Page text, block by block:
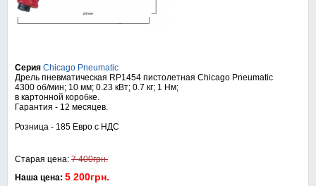
Серия Chicago Pneumatic
Дрель пневматическая RP1454 пистолетная Chicago Pneumatic
4300 об/мин; 10 мм; 0.23 кВт; 0.7 кг; 1 Нм;
в картонной коробке.
Гарантия - 12 месяцев.
Розница - 185 Евро с НДС
Старая цена: 7 400грн.
Наша цена: 5 200грн.